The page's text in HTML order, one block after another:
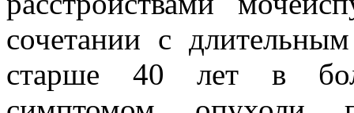
сочетании с
старше 40 лет в